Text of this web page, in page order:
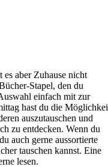
es aber Zuhause nicht
Stapel, den du
einfach mit zur
hast du die
auszutauschen und
zu entdecken. Wenn du
auch gerne aussortierte
tauschen kannst. Eine
lesen.